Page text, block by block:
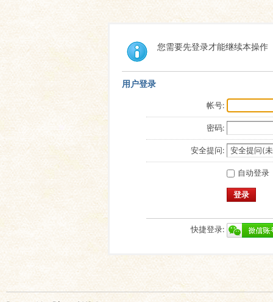
您需要先登录才能继续本操作
用户登录
帐号:
密码:
安全提问:
自动登录
登录
快捷登录: